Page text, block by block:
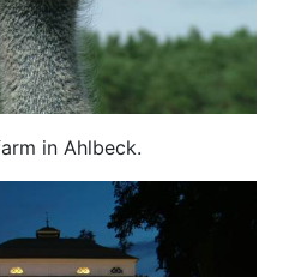
in Ahlbeck.